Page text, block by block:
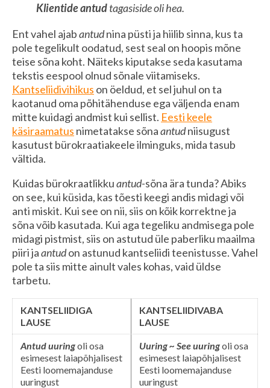
Klientide antudtagasiside oli hea.
Ent vahel ajabantudnina püsti ja hiilib sinna, kus ta
pole tegelikult oodatud, sest seal on hoopis mõne
teise sõna koht. Näiteks kiputakse seda kasutama
tekstis eespool olnud sõnale viitamiseks.
Kantseliidivihikus on öeldud, et sel juhul on ta
kaotanud oma põhitähenduse ega väljenda enam
mitte kuidagi andmist kui sellist. Eesti keele
käsiraamatus nimetatakse sõnaantudniisugust
kasutust bürokraatiakeele ilminguks, mida tasub
vältida.
Kuidas bürokraatlikkuantud-sõna ära tunda? Abiks
on see, kui küsida, kas tõesti keegi andis midagi või
anti miskit. Kui see on nii, siis on kõik korrektne ja
sõna võib kasutada. Kui aga tegeliku andmisega pole
midagi pistmist, siis on astutud üle paberliku maailma
piiri jaantudon astunud kantseliidi teenistusse. Vahel
pole ta siis mitte ainult vales kohas, vaid üldse
tarbetu.
KANTSELIIDIGA
LAUSE
KANTSELIIDIVABA
LAUSE
Antud uuringoli osa
esimesest laiapõhjalisest
Eesti loomemajanduse
uuringust
Uuring ~ See uuringoli osa
esimesest laiapõhjalisest
Eesti loomemajanduse
uuringust